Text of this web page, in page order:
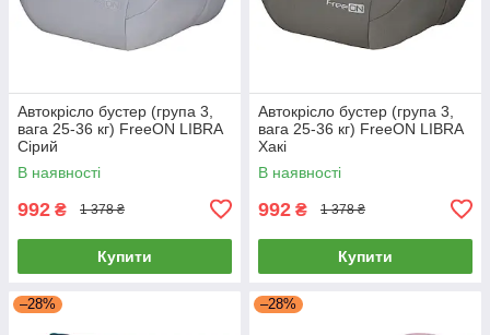
Автокрісло бустер (група 3,
вага 25-36 кг) FreeON LIBRA
Сірий
В наявності
992 ₴ 1 378 ₴
Купити
Автокрісло бустер (група 3,
вага 25-36 кг) FreeON LIBRA
Хакі
В наявності
992 ₴ 1 378 ₴
Купити
–28% –28%